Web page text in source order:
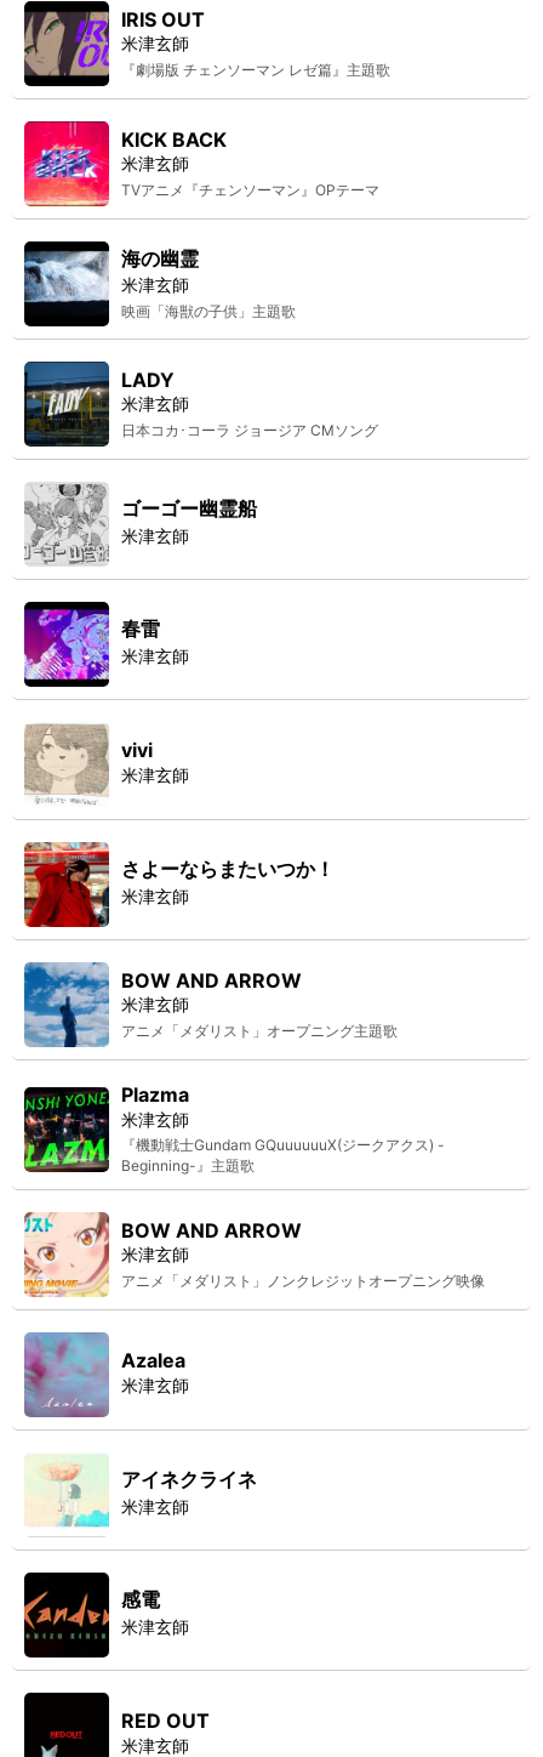
IRIS OUT
米津玄師
『劇場版 チェンソーマン レゼ篇』主題歌
KICK BACK
米津玄師
TVアニメ『チェンソーマン』OPテーマ
海の幽霊
米津玄師
映画「海獣の子供」主題歌
LADY
米津玄師
日本コカ･コーラ ジョージア CMソング
ゴーゴー幽霊船
米津玄師
春雷
米津玄師
vivi
米津玄師
さよーならまたいつか！
米津玄師
BOW AND ARROW
米津玄師
アニメ「メダリスト」オープニング主題歌
Plazma
米津玄師
『機動戦士Gundam GQuuuuuuX(ジークアクス) -
Beginning-』主題歌
BOW AND ARROW
米津玄師
アニメ「メダリスト」ノンクレジットオープニング映像
Azalea
米津玄師
アイネクライネ
米津玄師
感電
米津玄師
RED OUT
米津玄師